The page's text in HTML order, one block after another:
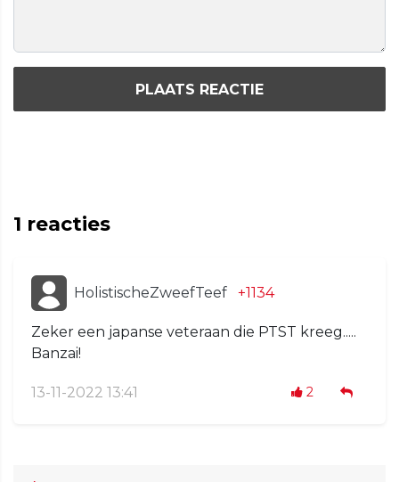
PLAATS REACTIE
1 reacties
HolistischeZweefTeef +1134
Zeker een japanse veteraan die PTST kreeg.....
Banzai!
13-11-2022 13:41 2